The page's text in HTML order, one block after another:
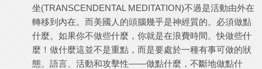
坐(TRANSCENDENTAL MEDITATION)不過是活動由外在
轉移到內在。而美國人的頭腦幾乎是神經質的。必須做點
什麼。如果你不做些什麼，你就是在浪費時間。快做些什
麼！做什麼這並不是重點，而是要處於一種有事可做的狀
態。語言、活動和攻擊性——做點什麼，不斷地做點什